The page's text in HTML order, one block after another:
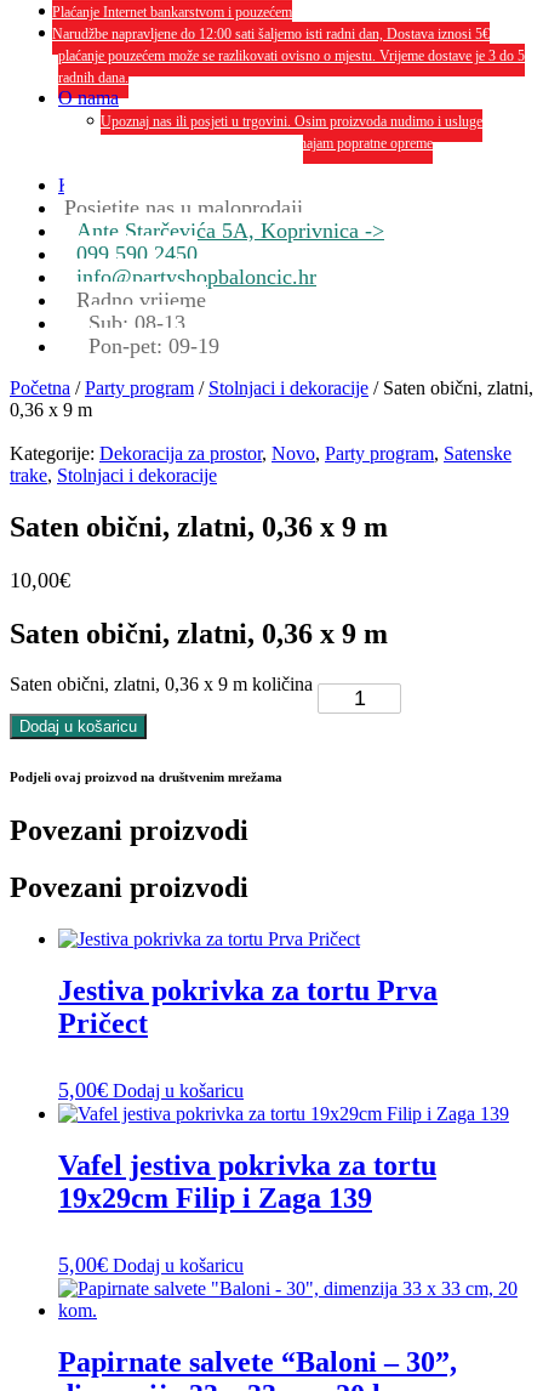
Plaćanje Internet bankarstvom i pouzećem
Narudžbe napravljene do 12:00 sati šaljemo isti radni dan, Dostava iznosi 5€
plaćanje pouzećem može se razlikovati ovisno o mjestu. Vrijeme dostave je 3 do 5
radnih dana.
O nama
Upoznaj nas ili posjeti u trgovini. Osim proizvoda nudimo i usluge
dekoriranja interijera i eksterija te najam popratne opreme
Kontakt
Posjetite nas u maloprodaji
Ante Starčevića 5A, Koprivnica ->
099 590 2450
info@partyshopbaloncic.hr
Radno vrijeme
Sub: 08-13
Pon-pet: 09-19
Početna /Party program / Stolnjaci i dekoracije / Saten obični, zlatni,
0,36 x 9 m
Kategorije: Dekoracija za prostor, Novo, Party program, Satenske
trake, Stolnjaci i dekoracije
Saten obični, zlatni, 0,36 x 9 m
10,00€
Saten obični, zlatni, 0,36 x 9 m
Saten obični, zlatni, 0,36 x 9 m količina
Dodaj u košaricu
Podjeli ovaj proizvod na društvenim mrežama
Povezani proizvodi
Povezani proizvodi
Jestiva pokrivka za tortu Prva
Pričect
5,00€ Dodaj u košaricu
Vafel jestiva pokrivka za tortu
19x29cm Filip i Zaga 139
5,00€ Dodaj u košaricu
Papirnate salvete “Baloni – 30”,